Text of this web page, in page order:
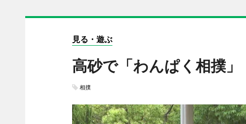
見る・遊ぶ
高砂で「わんぱく相撲
相撲